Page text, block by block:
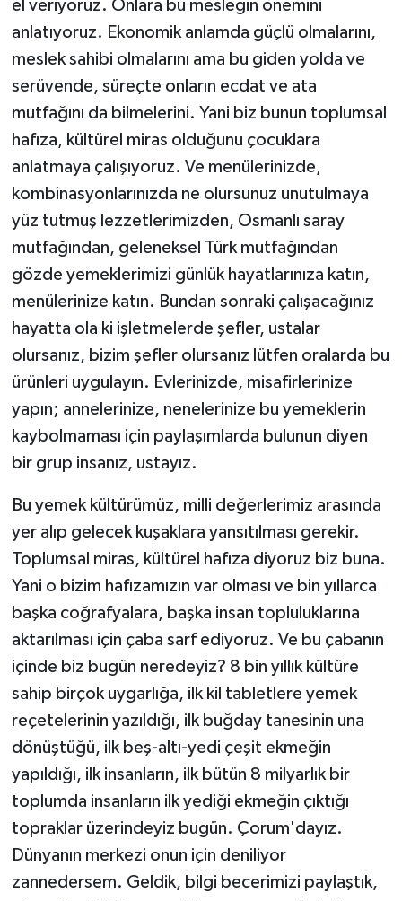
el veriyoruz. Onlara bu mesleğin önemini
anlatıyoruz. Ekonomik anlamda güçlü olmalarını,
meslek sahibi olmalarını ama bu giden yolda ve
serüvende, süreçte onların ecdat ve ata
mutfağını da bilmelerini. Yani biz bunun toplumsal
hafıza, kültürel miras olduğunu çocuklara
anlatmaya çalışıyoruz. Ve menülerinizde,
kombinasyonlarınızda ne olursunuz unutulmaya
yüz tutmuş lezzetlerimizden, Osmanlı saray
mutfağından, geleneksel Türk mutfağından
gözde yemeklerimizi günlük hayatlarınıza katın,
menülerinize katın. Bundan sonraki çalışacağınız
hayatta ola ki işletmelerde şefler, ustalar
olursanız, bizim şefler olursanız lütfen oralarda bu
ürünleri uygulayın. Evlerinizde, misafirlerinize
yapın; annelerinize, nenelerinize bu yemeklerin
kaybolmaması için paylaşımlarda bulunun diyen
bir grup insanız, ustayız.
Bu yemek kültürümüz, milli değerlerimiz arasında
yer alıp gelecek kuşaklara yansıtılması gerekir.
Toplumsal miras, kültürel hafıza diyoruz biz buna.
Yani o bizim hafızamızın var olması ve bin yıllarca
başka coğrafyalara, başka insan topluluklarına
aktarılması için çaba sarf ediyoruz. Ve bu çabanın
içinde biz bugün neredeyiz? 8 bin yıllık kültüre
sahip birçok uygarlığa, ilk kil tabletlere yemek
reçetelerinin yazıldığı, ilk buğday tanesinin una
dönüştüğü, ilk beş-altı-yedi çeşit ekmeğin
yapıldığı, ilk insanların, ilk bütün 8 milyarlık bir
toplumda insanların ilk yediği ekmeğin çıktığı
topraklar üzerindeyiz bugün. Çorum'dayız.
Dünyanın merkezi onun için deniliyor
zannedersem. Geldik, bilgi becerimizi paylaştık,